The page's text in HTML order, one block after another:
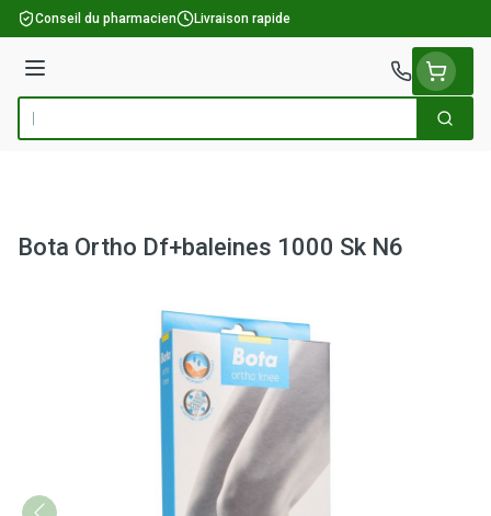
Aller au contenu
Conseil du pharmacien Livraison rapide
Menu
Rechercher
Bota Ortho Df+baleines 1000 Sk N6